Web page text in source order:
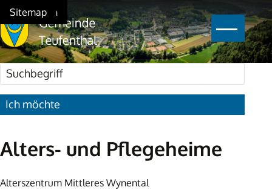
Navigieren in Teufenthal
Schnellnavigation
Home
Navigation
Inhalt
Suche
Sitemap
Suchbegriff
Ich möchte
Alters- und Pflegeheime
Alterszentrum Mittleres Wynental